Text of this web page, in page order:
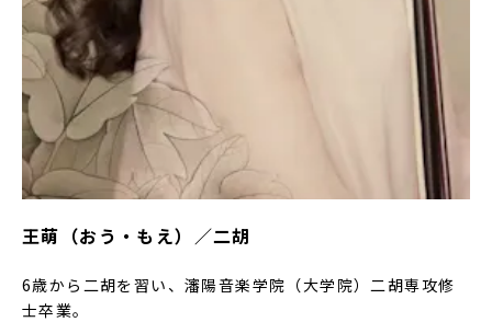
王萌（おう・もえ）／二胡
6歳から二胡を習い、瀋陽音楽学院（大学院）二胡専攻修
士卒業。